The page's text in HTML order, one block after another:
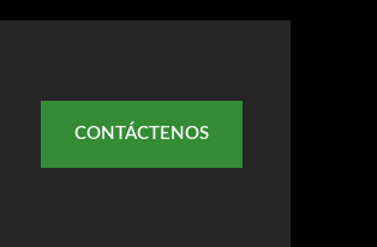
CONTÁCTENOS